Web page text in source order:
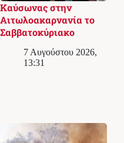
Καύσωνας στην
Αιτωλοακαρνανία το
Σαββατοκύριακο
7 Αυγούστου 2026,
13:31